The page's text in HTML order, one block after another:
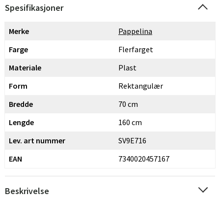
Spesifikasjoner
Merke
Pappelina
Farge
Flerfarget
Materiale
Plast
Form
Rektangulær
Bredde
70 cm
Lengde
160 cm
Lev. art nummer
SV9E716
EAN
7340020457167
Beskrivelse